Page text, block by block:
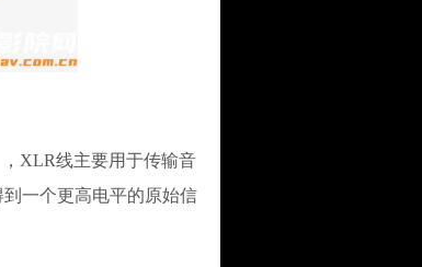
XLR线主要用于传输音
一个更高电平的原始信